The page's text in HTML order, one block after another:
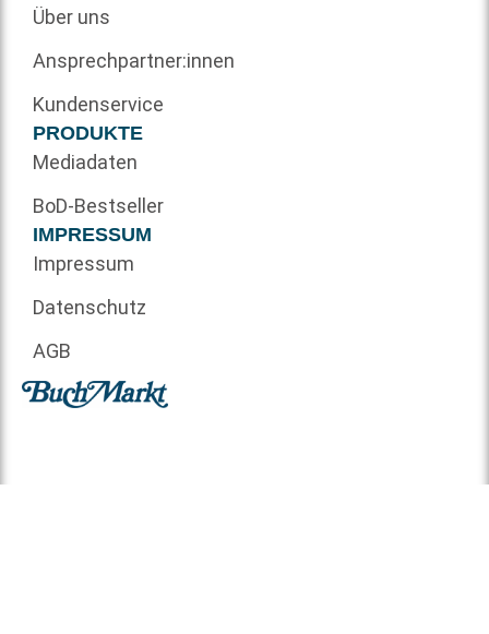
Über uns
Ansprechpartner:innen
Kundenservice
PRODUKTE
Mediadaten
BoD-Bestseller
IMPRESSUM
Impressum
Datenschutz
AGB